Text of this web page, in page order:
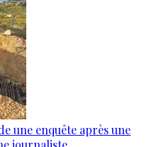
une enquête après une